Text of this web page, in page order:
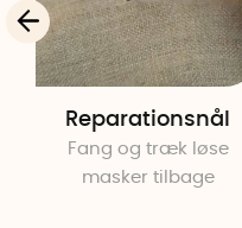
Reparationsnål
Fang og træk løse
masker tilbage